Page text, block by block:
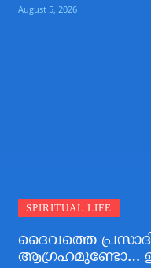
August 5, 2026
SPIRITUAL LIFE
ദൈവത്തെ
ആഗ്രഹമുണ്ടോ…